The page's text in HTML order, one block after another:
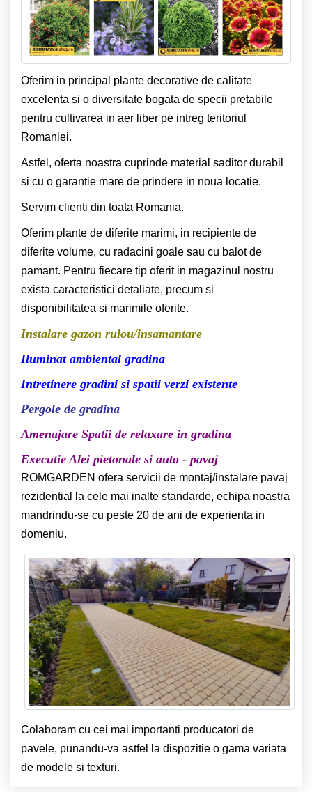
Oferim in principal plante decorative de calitate
excelenta si o diversitate bogata de specii pretabile
pentru cultivarea in aer liber pe intreg teritoriul
Romaniei.
Astfel, oferta noastra cuprinde material saditor durabil
si cu o garantie mare de prindere in noua locatie.
Servim clienti din toata Romania.
Oferim plante de diferite marimi, in recipiente de
diferite volume, cu radacini goale sau cu balot de
pamant. Pentru fiecare tip oferit in magazinul nostru
exista caracteristici detaliate, precum si
disponibilitatea si marimile oferite.
Instalare gazon rulou/insamantare
Iluminat ambiental gradina
Intretinere gradini si spatii verzi existente
Pergole de gradina
Amenajare Spatii de relaxare in gradina
Executie Alei pietonale si auto - pavaj
ROMGARDEN ofera servicii de montaj/instalare pavaj
rezidential la cele mai inalte standarde, echipa noastra
mandrindu-se cu peste 20 de ani de experienta in
domeniu.
Colaboram cu cei mai importanti producatori de
pavele, punandu-va astfel la dispozitie o gama variata
de modele si texturi.